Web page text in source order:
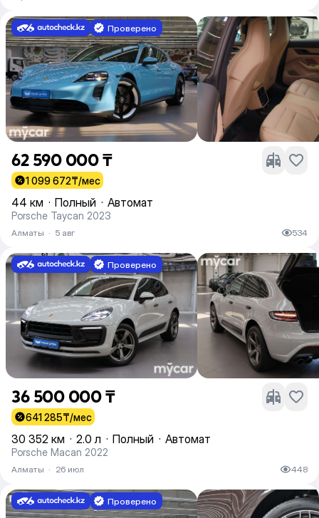
Проверено
62 590 000 ₸
1 099 672₸/мес
44 км · Полный · Автомат
Porsche Taycan 2023
Алматы · 5 авг 534
Проверено
36 500 000 ₸
641 285₸/мес
30 352 км · 2.0 л · Полный · Автомат
Porsche Macan 2022
Алматы · 26 июл 448
Проверено